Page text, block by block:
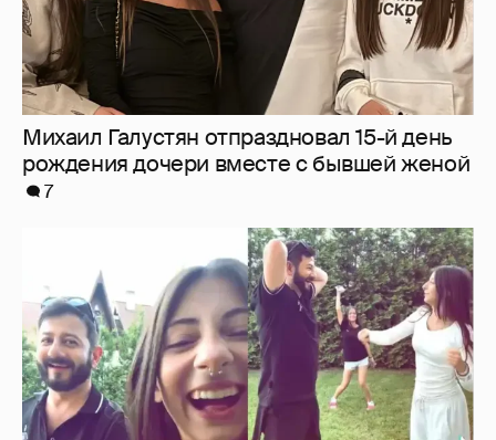
Михаил Галустян отпраздновал 15-й день
рождения дочери вместе с бывшей женой
7